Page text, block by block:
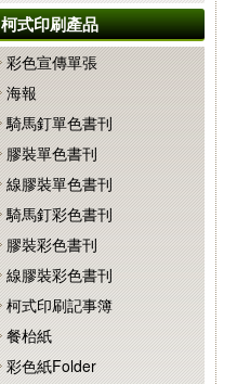
柯式印刷產品
彩色宣傳單張
海報
騎馬釘單色書刊
膠裝單色書刊
線膠裝單色書刊
騎馬釘彩色書刊
膠裝彩色書刊
線膠裝彩色書刊
柯式印刷記事簿
餐枱紙
彩色紙Folder